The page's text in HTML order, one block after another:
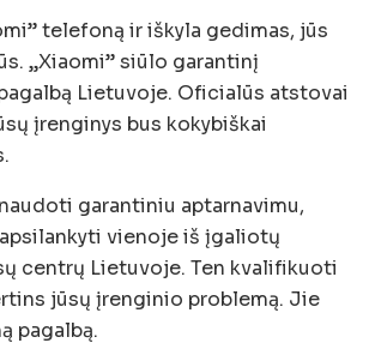
telefoną ir iškyla gedimas, jūs
„Xiaomi” siūlo garantinį
Lietuvoje. Oficialūs atstovai
įrenginys bus kokybiškai
garantiniu aptarnavimu,
vienoje iš įgaliotų
centrų Lietuvoje. Ten kvalifikuoti
jūsų įrenginio problemą. Jie
pagalbą.